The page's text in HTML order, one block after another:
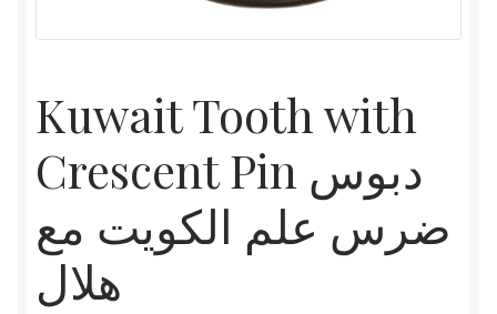
Kuwait Tooth with
Crescent Pin دبوس
ضرس علم الكويت مع
هلال